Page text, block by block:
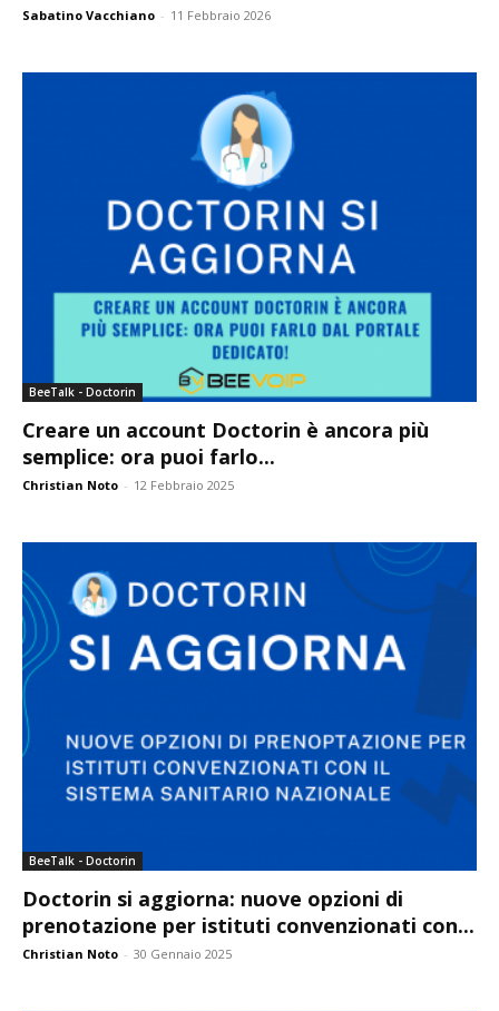
Sabatino Vacchiano - 11 Febbraio 2026
BeeTalk - Doctorin
Creare un account Doctorin è ancora più
semplice: ora puoi farlo...
Christian Noto - 12 Febbraio 2025
BeeTalk - Doctorin
Doctorin si aggiorna: nuove opzioni di
prenotazione per istituti convenzionati con...
Christian Noto - 30 Gennaio 2025